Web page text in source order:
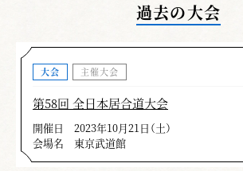
過去の大会
大会 主催大会
第58回 全日本居合道大会
開催日
2023年10月21日（土）
会場名
東京武道館